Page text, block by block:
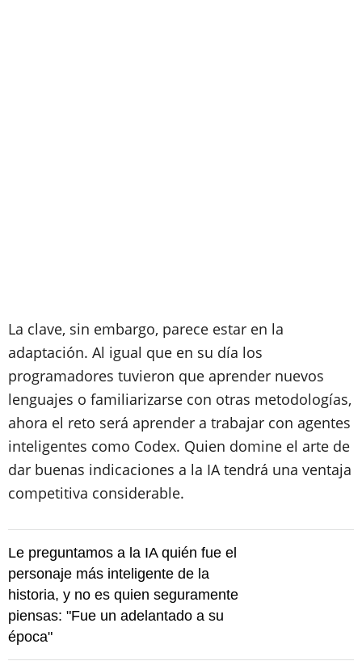
La clave, sin embargo, parece estar en la
adaptación. Al igual que en su día los
programadores tuvieron que aprender nuevos
lenguajes o familiarizarse con otras metodologías,
ahora el reto será aprender a trabajar con agentes
inteligentes como Codex. Quien domine el arte de
dar buenas indicaciones a la IA tendrá una ventaja
competitiva considerable.
Le preguntamos a la IA quién fue el
personaje más inteligente de la
historia, y no es quien seguramente
piensas: "Fue un adelantado a su
época"